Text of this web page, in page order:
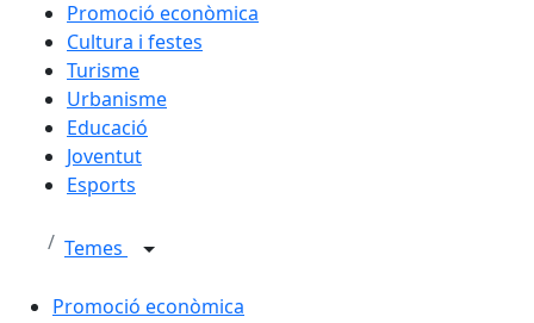
Promoció econòmica
Cultura i festes
Turisme
Urbanisme
Educació
Joventut
Esports
Temes
Promoció econòmica